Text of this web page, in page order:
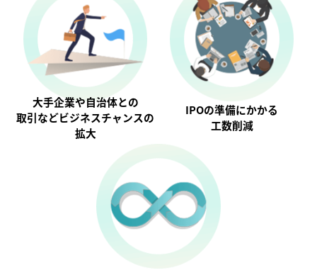
大手企業や自治体との
取引などビジネスチャンスの
拡大
IPOの準備にかかる
工数削減